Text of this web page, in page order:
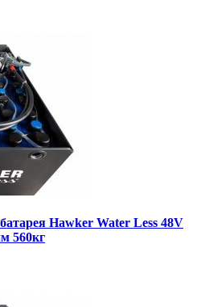
Hawker Water Less 48V
560кг